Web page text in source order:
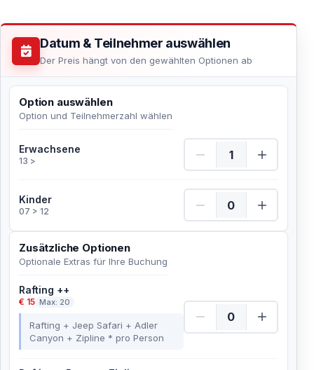
Datum & Teilnehmer auswählen
Der Preis hängt von den gewählten Optionen ab
Option auswählen
Option und Teilnehmerzahl wählen
Erwachsene
13 >
Erwachsene Menge
Kinder
07 > 12
Kinder Menge
Zusätzliche Optionen
Optionale Extras für Ihre Buchung
Rafting ++
€ 15 Max: 20
Rafting + Jeep Safari + Adler
Canyon + Zipline * pro Person